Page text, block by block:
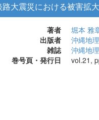
路大震災における被害拡
著者
堀本 雅
出版者
沖縄地
雑誌
沖縄地理
巻号頁・発行日
vol.21,